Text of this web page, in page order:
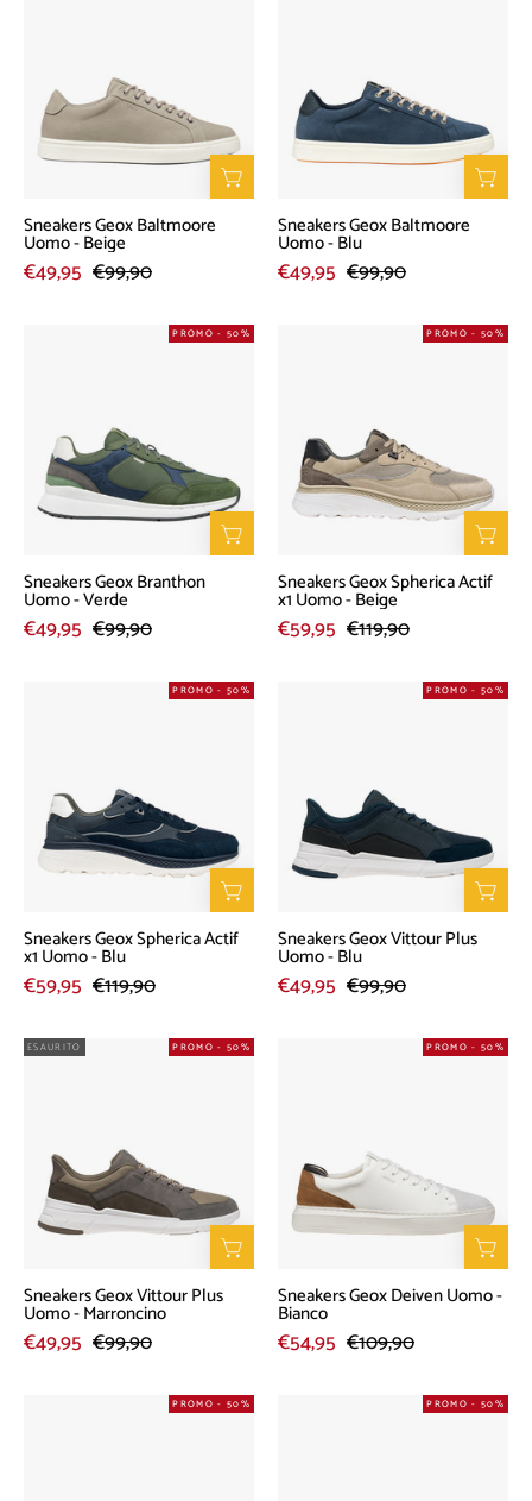
-
Beige
Sneakers Geox Baltmoore
Uomo - Beige
€49,95 €99,90
-
Sneakers Geox Baltmoore
Uomo - Blu
€49,95 €99,90
Sneakers
-
Verde
PROMO - 50%
Sneakers Geox Branthon
Uomo - Verde
€49,95 €99,90
Sneakers
x1
Uomo
-
PROMO - 50%
Sneakers Geox Spherica Actif
x1 Uomo - Beige
€59,95 €119,90
Sneakers
x1
Uomo
-
PROMO - 50%
Sneakers Geox Spherica Actif
x1 Uomo - Blu
€59,95 €119,90
Sneakers
Uomo
-
Blu
PROMO - 50%
Sneakers Geox Vittour Plus
Uomo - Blu
€49,95 €99,90
Sneakers
Uomo
-
Marroncino
PROMO - 50%
ESAURITO
Sneakers Geox Vittour Plus
Uomo - Marroncino
€49,95 €99,90
Sneakers
-
Bianco
PROMO - 50%
Sneakers Geox Deiven Uomo -
Bianco
€54,95 €109,90
Sneakers
PROMO - 50%
Sneakers
PROMO - 50%